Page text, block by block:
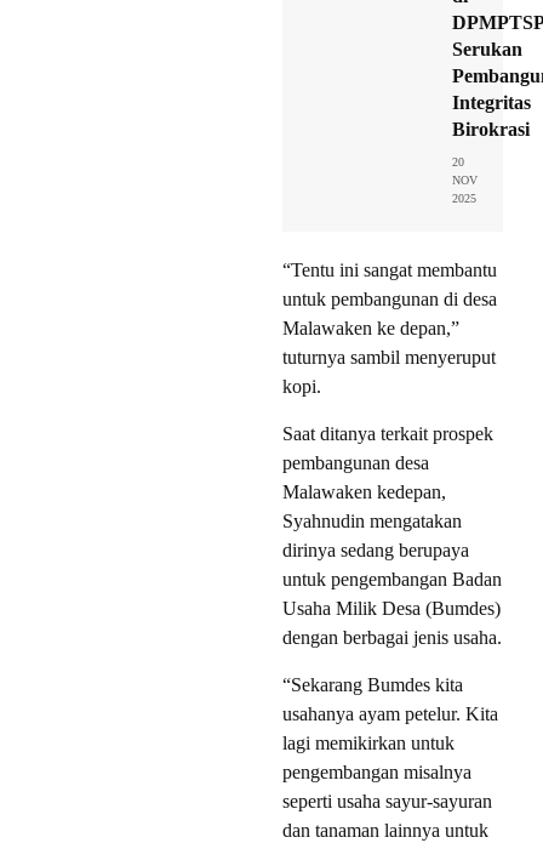
Serukan
Integritas
Birokrasi
20
NOV
2025
“Tentu ini sangat membantu
untuk pembangunan di desa
Malawaken ke depan,”
tuturnya sambil menyeruput
kopi.
Saat ditanya terkait prospek
pembangunan desa
Malawaken kedepan,
Syahnudin mengatakan
dirinya sedang berupaya
untuk pengembangan Badan
Usaha Milik Desa (Bumdes)
dengan berbagai jenis usaha.
“Sekarang Bumdes kita
usahanya ayam petelur. Kita
lagi memikirkan untuk
pengembangan misalnya
seperti usaha sayur-sayuran
dan tanaman lainnya untuk